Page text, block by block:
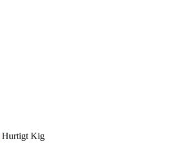
Hurtigt Kig